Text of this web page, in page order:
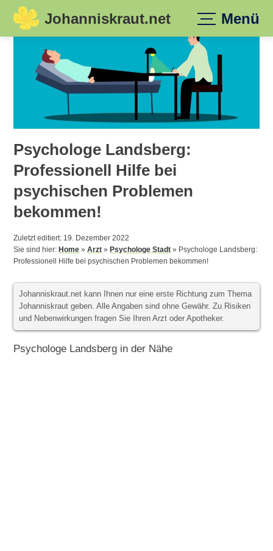
Skip
Johanniskraut.net Menü
Psychologe Landsberg:
Professionell Hilfe bei
psychischen Problemen
bekommen!
Zuletzt editiert: 19. Dezember 2022
Sie sind hier:Home »Arzt »Psychologe Stadt » Psychologe Landsberg:
Professionell Hilfe bei psychischen Problemen bekommen!
Johanniskraut.net kann Ihnen nur eine erste Richtung zum Thema
Johanniskraut geben. Alle Angaben sind ohne Gewähr. Zu Risiken
und Nebenwirkungen fragen Sie Ihren Arzt oder Apotheker.
Psychologe Landsberg in der Nähe